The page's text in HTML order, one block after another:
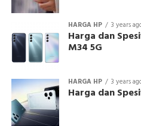
HARGA HP 3 years
Harga dan
M34 5G
HARGA HP 3 years
Harga dan